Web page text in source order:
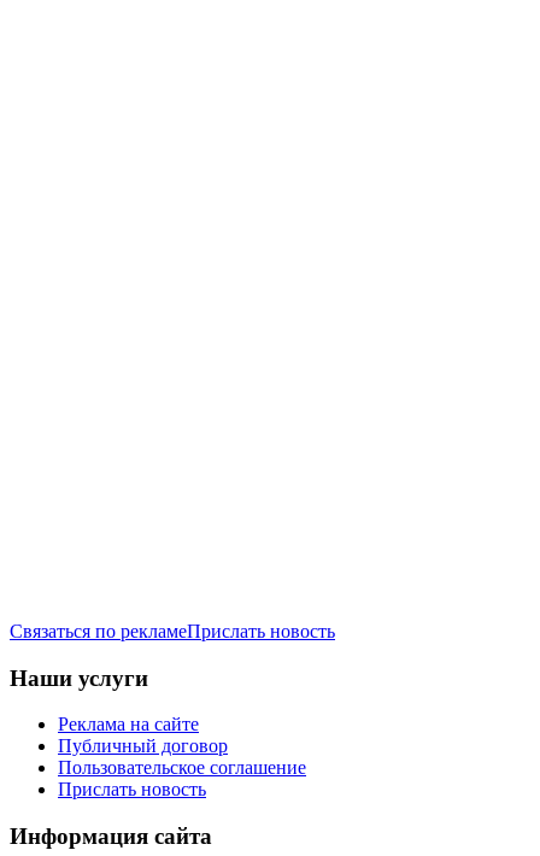
Связаться по рекламеПрислать новость
Наши услуги
Реклама на сайте
Публичный договор
Пользовательское соглашение
Прислать новость
Информация сайта